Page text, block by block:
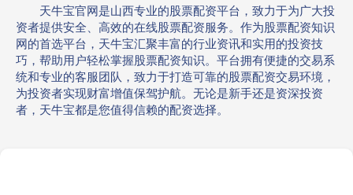
天牛宝官网是山西专业的股票配资平台，致力于为广大投
资者提供安全、高效的在线股票配资服务。作为股票配资知识
网的首选平台，天牛宝汇聚丰富的行业资讯和实用的投资技
巧，帮助用户轻松掌握股票配资知识。平台拥有便捷的交易系
统和专业的客服团队，致力于打造可靠的股票配资交易环境，
为投资者实现财富增值保驾护航。无论是新手还是资深投资
者，天牛宝都是您值得信赖的配资选择。